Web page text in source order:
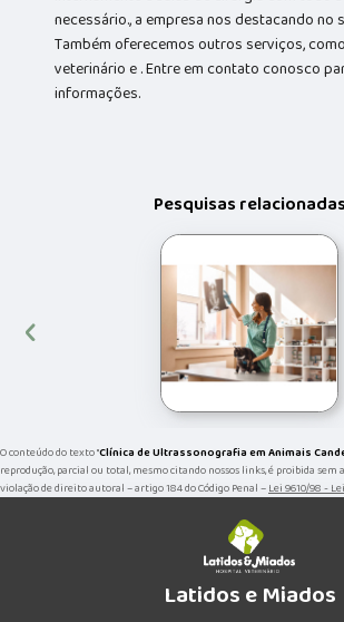
necessário., a empresa nos destacando no
Também oferecemos outros serviços,
veterinário e . Entre em contato conosco
informações.
Pesquisas relacionadas
‹
O conteúdo do texto "Clínica de Ultrassonografia em Animais
reprodução, parcial ou total, mesmo citando nossos links, é proibida sem
violação de direito autoral – artigo 184 do Código Penal –Lei 9610/98 -
Latidos e Miados